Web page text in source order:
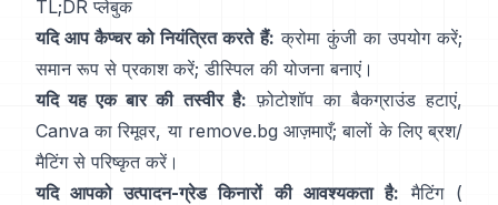
TL;DR प्लेबुक
यदि आप कैप्चर को नियंत्रित करते हैं: क्रोमा कुंजी का उपयोग करें;
समान रूप से प्रकाश करें; डीस्पिल की योजना बनाएं।
यदि यह एक बार की तस्वीर है: फ़ोटोशॉप का बैकग्राउंड हटाएं,
Canva का रिमूवर, या remove.bgआज़माएँ; बालों के लिए ब्रश/
मैटिंग से परिष्कृत करें।
यदि आपको उत्पादन-ग्रेड किनारों की आवश्यकता है: मैटिंग (